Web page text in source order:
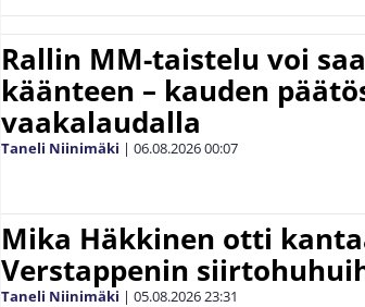
Rallin MM-taistelu voi
käänteen – kauden
vaakalaudalla
Taneli Niinimäki | 06.08.202600:07
Mika Häkkinen otti
Verstappenin
Taneli Niinimäki | 05.08.202623:31